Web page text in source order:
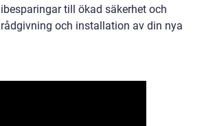
till ökad säkerhet och
och installation av din nya